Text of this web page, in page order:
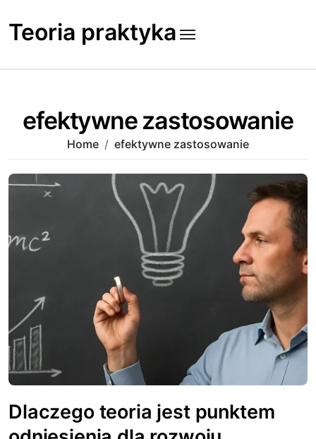
to
content
Teoria praktyka
efektywne zastosowanie
Home efektywne zastosowanie
Dlaczego teoria jest punktem